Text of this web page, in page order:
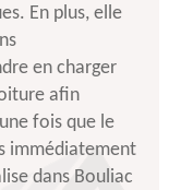
En plus, elle
en charger
afin
fois que le
immédiatement
dans Bouliac